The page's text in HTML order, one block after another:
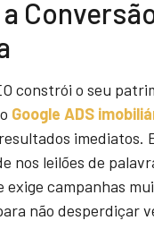
constrói o seu
Google ADS
imediatos.
nos leilões de
exige campanhas
não desperdiçar